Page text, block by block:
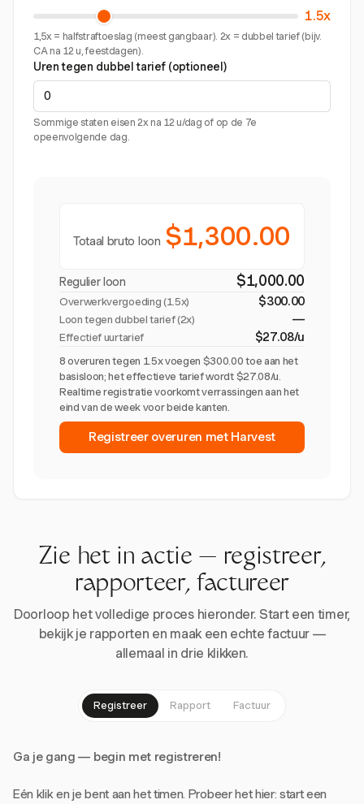
1.5x
1,5x = halfstraftoeslag (meest gangbaar). 2x = dubbel tarief (bijv.
CA na 12 u, feestdagen).
Uren tegen dubbel tarief (optioneel)
Sommige staten eisen 2x na 12 u/dag of op de 7e
opeenvolgende dag.
Totaal bruto loon $1,300.00
Regulier loon $1,000.00
Overwerkvergoeding (1.5x) $300.00
Loon tegen dubbel tarief (2x) —
Effectief uurtarief $27.08/u
8 overuren tegen 1.5x voegen $300.00 toe aan het
basisloon; het effectieve tarief wordt $27.08/u.
Realtime registratie voorkomt verrassingen aan het
eind van de week voor beide kanten.
Registreer overuren met Harvest
Zie het in actie — registreer,
rapporteer, factureer
Doorloop het volledige proces hieronder. Start een timer,
bekijk je rapporten en maak een echte factuur —
allemaal in drie klikken.
Registreer Rapport Factuur
Ga je gang — begin met registreren!
Eén klik en je bent aan het timen. Probeer het hier: start een